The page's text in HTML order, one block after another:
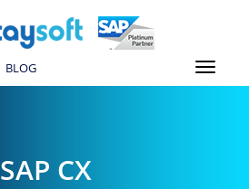
BLOG
SAP CX